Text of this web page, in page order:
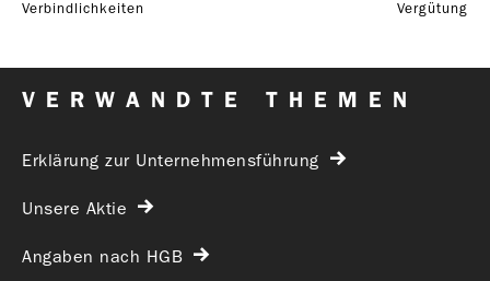
Verbindlichkeiten
Vergütung
VERWANDTE THEMEN
Erklärung zur Unternehmensführung
Unsere Aktie
Angaben nach HGB